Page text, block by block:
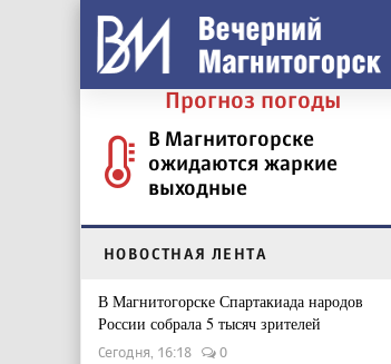
Прогноз погоды
В Магнитогорске
ожидаются жаркие
выходные
НОВОСТНАЯ ЛЕНТА
В Магнитогорске Спартакиада народов
России собрала 5 тысяч зрителей
Сегодня, 16:18 0